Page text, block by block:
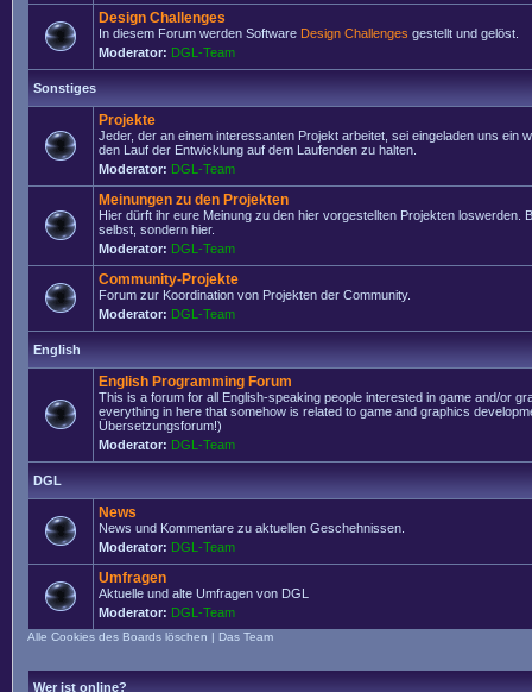
Design Challenges
In diesem Forum werden Software Design Challenges gestellt und gelöst.
Moderator: DGL-Team
Sonstiges
Projekte
Jeder, der an einem interessanten Projekt arbeitet, sei eingeladen uns ein
den Lauf der Entwicklung auf dem Laufenden zu halten.
Moderator: DGL-Team
Meinungen zu den Projekten
Hier dürft ihr eure Meinung zu den hier vorgestellten Projekten loswerden.
selbst, sondern hier.
Moderator: DGL-Team
Community-Projekte
Forum zur Koordination von Projekten der Community.
Moderator: DGL-Team
English
English Programming Forum
This is a forum for all English-speaking people interested in game and/or
everything in here that somehow is related to game and graphics
Übersetzungsforum!)
Moderator: DGL-Team
DGL
News
News und Kommentare zu aktuellen Geschehnissen.
Moderator: DGL-Team
Umfragen
Aktuelle und alte Umfragen von DGL
Moderator: DGL-Team
Alle Cookies des Boards löschen | Das Team
Wer ist online?